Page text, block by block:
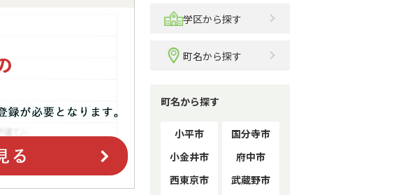
学区から探す
町名から探す
町名から探す
小平市
国分寺市
小金井市
府中市
西東京市
武蔵野市